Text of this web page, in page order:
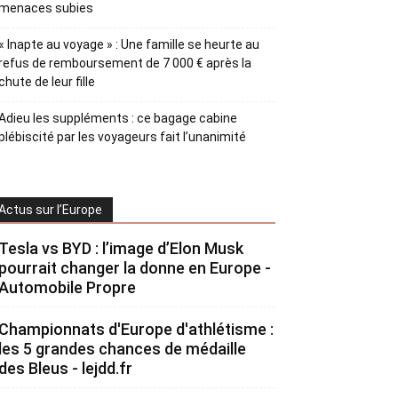
subies
Inapte au voyage » : Une famille se heurte au
de remboursement de 7 000 € après la
de leur fille
les suppléments : ce bagage cabine
par les voyageurs fait l’unanimité
sur l’Europe
vs BYD : l’image d’Elon Musk
changer la donne en Europe -
Propre
d'Europe d'athlétisme :
5 grandes chances de médaille
Bleus - lejdd.fr